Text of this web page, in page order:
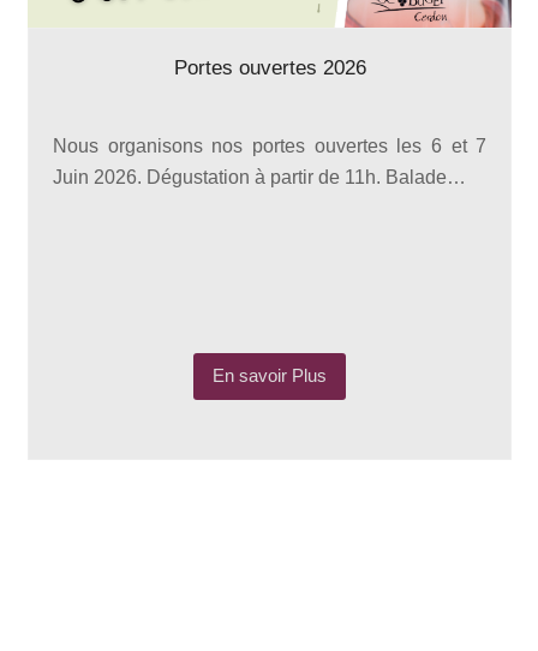
Portes ouvertes 2026
Nous organisons nos portes ouvertes les 6 et 7
Juin 2026. Dégustation à partir de 11h. Balade…
En savoir Plus